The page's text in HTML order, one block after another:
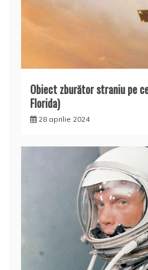
Obiect zburător straniu pe
Florida)
28 aprilie 2024